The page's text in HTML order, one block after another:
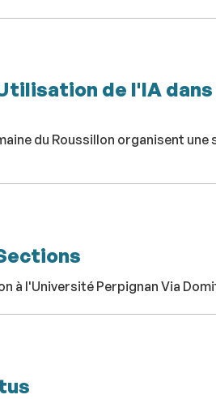
de l'IA
du Roussillon organisent
à l'Université Perpignan Via